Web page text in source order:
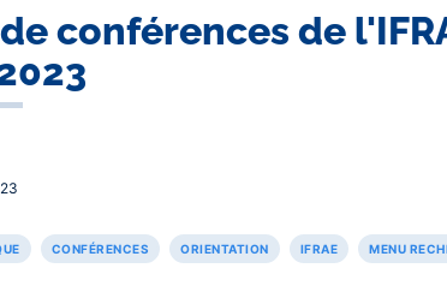
conférences de
CONFÉRENCES ORIENTATION IFRAE MENU